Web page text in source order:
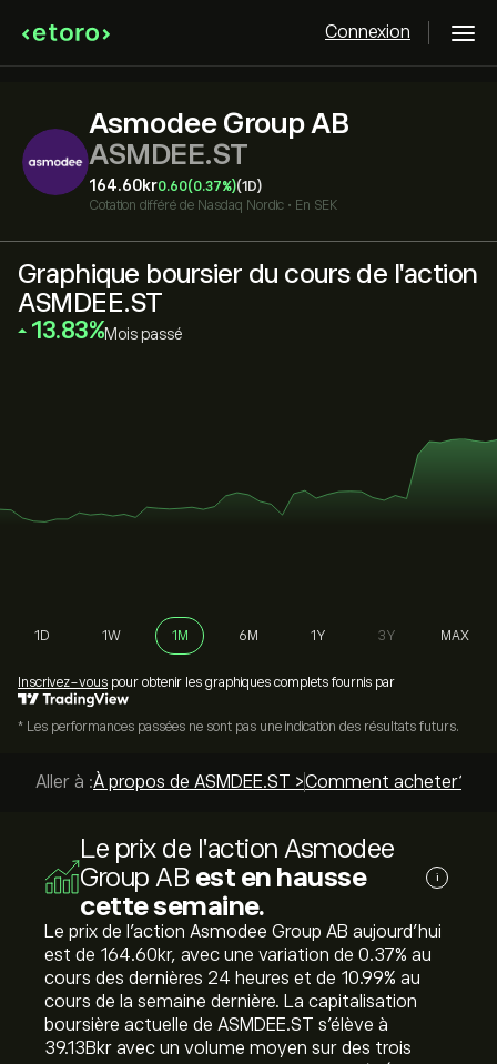
Connexion
Asmodee Group AB
ASMDEE.ST
164.60‎kr‎0.60(0.37%)(1D)
Cotation différé de Nasdaq Nordic • En SEK
Graphique boursier du cours de l'action
ASMDEE.ST
‎13.83‎ Mois passé
1D 1W 1M 6M 1Y 3Y MAX
Inscrivez-vous pour obtenir les graphiques complets fournis par
* Les performances passées ne sont pas une indication des résultats futurs.
Aller à :À propos de ASMDEE.ST >Comment acheter? >
Le prix de l'action Asmodee
Group AB est en hausse
cette semaine.
i
Le prix de l'action Asmodee Group AB aujourd'hui
est de 164.60‎kr‎, avec une variation de ‎0.37‎% au
cours des dernières 24 heures et de ‎10.99‎% au
cours de la semaine dernière. La capitalisation
boursière actuelle de ASMDEE.ST s'élève à
39.13B‎kr‎ avec un volume moyen sur des trois